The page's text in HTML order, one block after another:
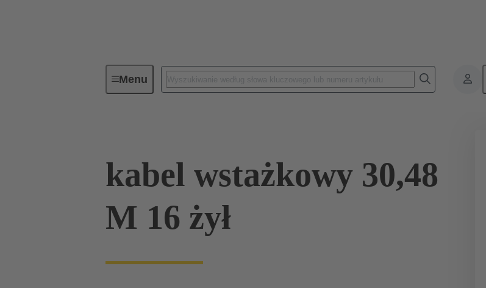
MenuWiązki kablowe i przewody luzem Przewody miedziane
kabel wstażkowy 30,48
M 16 żył